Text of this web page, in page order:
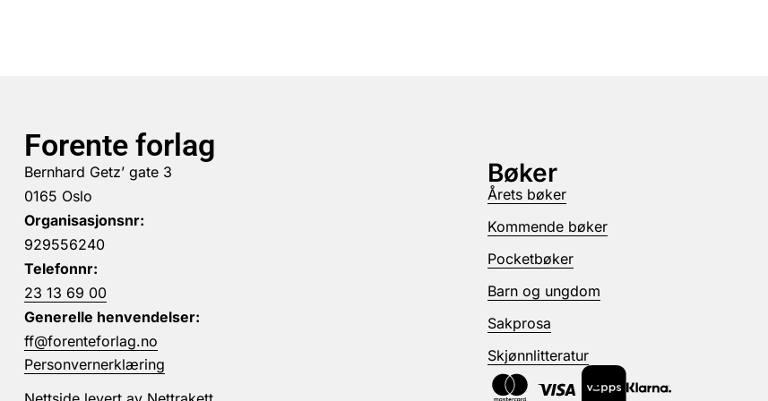
Forente forlag
Bernhard Getz’ gate 3
0165 Oslo
Organisasjonsnr:
929556240
Telefonnr:
23 13 69 00
Generelle henvendelser:
ff@forenteforlag.no
Personvernerklæring
Bøker
Årets bøker
Kommende bøker
Pocketbøker
Barn og ungdom
Sakprosa
Skjønnlitteratur